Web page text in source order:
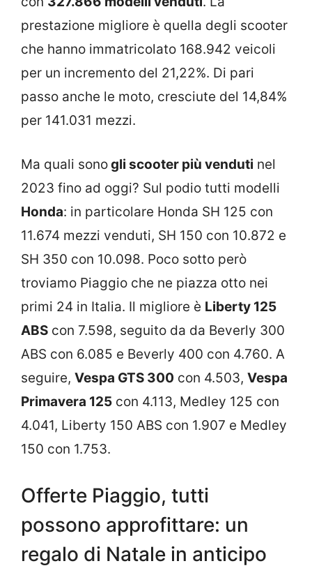
prestazione migliore è quella degli scooter
che hanno immatricolato 168.942 veicoli
per un incremento del 21,22%. Di pari
passo anche le moto, cresciute del 14,84%
per 141.031 mezzi.
Ma quali sonogli scooter più venduti nel
2023 fino ad oggi? Sul podio tutti modelli
Honda: in particolare Honda SH 125 con
11.674 mezzi venduti, SH 150 con 10.872 e
SH 350 con 10.098. Poco sotto però
troviamo Piaggio che ne piazza otto nei
primi 24 in Italia. Il migliore è Liberty 125
ABS con 7.598, seguito da da Beverly 300
ABS con 6.085 e Beverly 400 con 4.760. A
seguire, Vespa GTS 300 con 4.503, Vespa
Primavera 125 con 4.113, Medley 125 con
4.041, Liberty 150 ABS con 1.907 e Medley
150 con 1.753.
Offerte Piaggio, tutti
possono approfittare: un
regalo di Natale in anticipo